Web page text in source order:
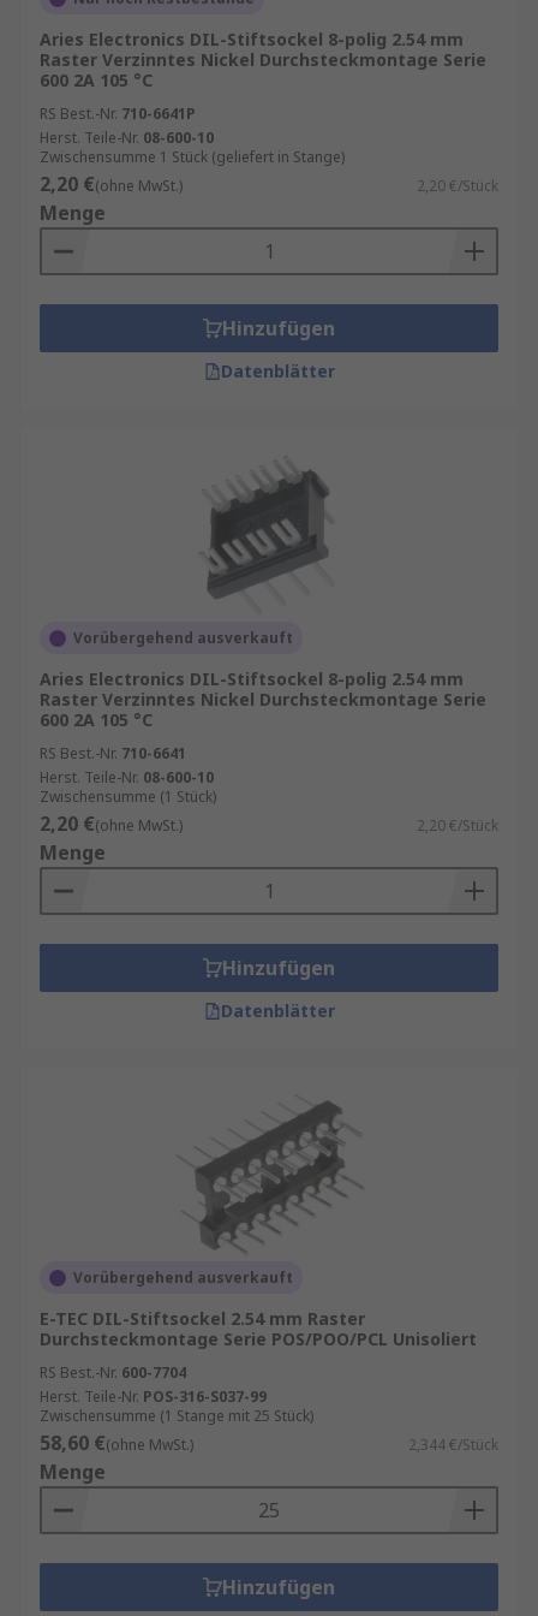
Aries Electronics DIL-Stiftsockel 8-polig 2.54 mm
Raster Verzinntes Nickel Durchsteckmontage Serie
600 2A 105 °C
RS Best.-Nr. 710-6641P
Herst. Teile-Nr. 08-600-10
Zwischensumme 1 Stück (geliefert in Stange)
2,20 €(ohne MwSt.) 2,20 €/Stück
Menge
Hinzufügen
Datenblätter
Vorübergehend ausverkauft
Aries Electronics DIL-Stiftsockel 8-polig 2.54 mm
Raster Verzinntes Nickel Durchsteckmontage Serie
600 2A 105 °C
RS Best.-Nr. 710-6641
Herst. Teile-Nr. 08-600-10
Zwischensumme (1 Stück)
2,20 €(ohne MwSt.) 2,20 €/Stück
Menge
Hinzufügen
Datenblätter
Vorübergehend ausverkauft
E-TEC DIL-Stiftsockel 2.54 mm Raster
Durchsteckmontage Serie POS/POO/PCL Unisoliert
RS Best.-Nr. 600-7704
Herst. Teile-Nr. POS-316-S037-99
Zwischensumme (1 Stange mit 25 Stück)
58,60 €(ohne MwSt.) 2,344 €/Stück
Menge
Hinzufügen